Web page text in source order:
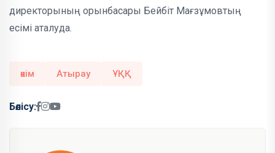
директорының орынбасары Бейбіт Мағзұмовтың
есімі аталуда.
әкім Атырау ҰҚҚ
Бөлісу: